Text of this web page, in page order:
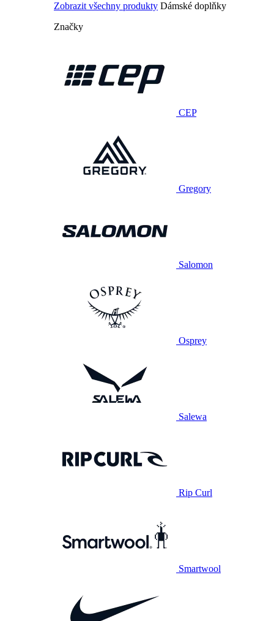
Zobrazit všechny produkty Dámské doplňky
Značky
CEP
Gregory
Salomon
Osprey
Salewa
Rip Curl
Smartwool